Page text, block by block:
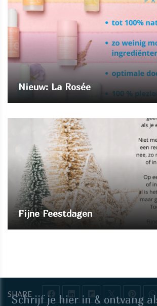
SHARE
Nieuw: La Rosée
Fijne Feestdagen
Schrijf je hier in & ontvang